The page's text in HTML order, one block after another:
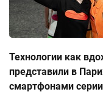
Технологии как
представили в
смартфонами